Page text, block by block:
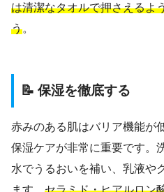
は清潔なタオルで押さえるよ
う。
📝 保湿を徹底する
赤みのある肌はバリア機能が
保湿ケアが非常に重要です。
水でうるおいを補い、乳液や